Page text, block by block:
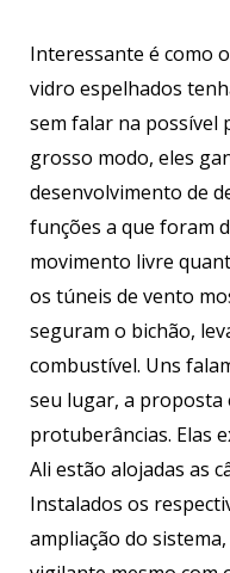
Interessante é como
vidro espelhados
sem falar na possível
grosso modo, eles
desenvolvimento de
funções a que foram
movimento livre
os túneis de vento
seguram o bichão,
combustível. Uns
seu lugar, a proposta
protuberâncias. Elas
Ali estão alojadas as
Instalados os
ampliação do